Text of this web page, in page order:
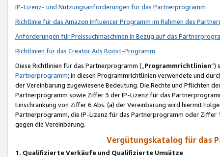
IP-Lizenz- und Nutzungsanforderungen für das Partnerprogramm
Richtlinie für das Amazon Influencer Programm im Rahmen des
Anforderungen für Preissuchmaschinen in Bezug auf das
Richtlinien für das Creator Ads Boost-Programm
Diese Richtlinien für das Partnerprogramm („Programmrichtlinien“)
Partnerprogramm; in diesen Programmrichtlinien verwendete und
der Vereinbarung zugewiesene Bedeutung. Die Rechte und Pflichten
Partnerprogramm sowie Ziffer 3 der IP-Lizenz für das
Einschränkung von Ziffer 6 Abs. (a) der Vereinbarung wird hiermit
Partnerprogramm, die IP-Lizenz für das Partnerprogramm oder
gegen die Vereinbarung.
Vergütungskatalog für das
1. Qualifizierte Verkäufe und Qualifizierte Umsätze